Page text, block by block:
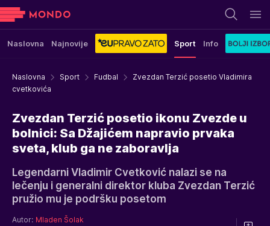
Naslovna Najnovije Sport Info
Naslovna Sport Fudbal
Zvezdan Terzić posetio Vladimira
cvetkovića
Zvezdan Terzić posetio ikonu Zvezde u
bolnici: Sa Džajićem napravio prvaka
sveta, klub ga ne zaboravlja
Legendarni Vladimir Cvetković nalazi se na
lečenju i generalni direktor kluba Zvezdan Terzić
pružio mu je podršku posetom
Autor: Mladen Šolak